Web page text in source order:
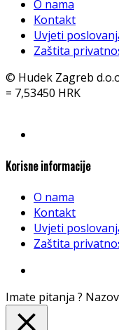
O nama
Kontakt
Uvjeti
Zaštita
© Hudek Zagreb
= 7,53450 HRK
Korisne informacije
O nama
Kontakt
Uvjeti
Zaštita
Imate pitanja ?